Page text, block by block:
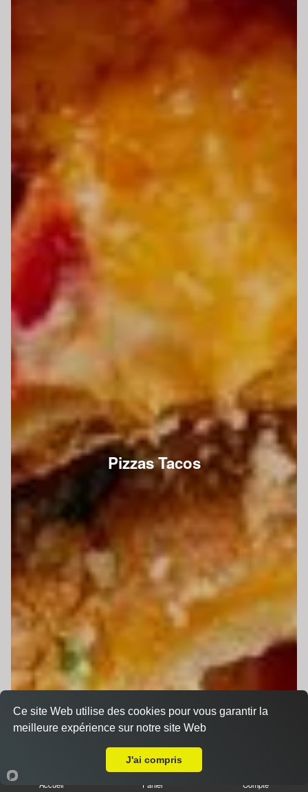
Pizzas Tacos
Accueil Panier Compte
Ce site Web utilise des cookies pour vous garantir la
meilleure expérience sur notre site Web
J'ai compris